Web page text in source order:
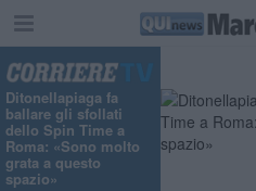
Ditonellapiaga fa
ballare gli sfollati
dello Spin Time a
Roma: «Sono molto
grata a questo
spazio»